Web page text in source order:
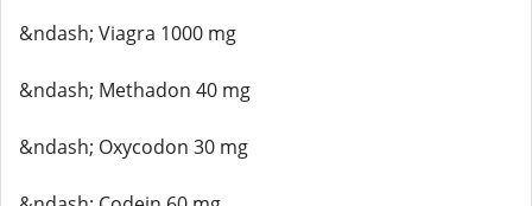
&ndash; Viagra 1000 mg
&ndash; Methadon 40 mg
&ndash; Oxycodon 30 mg